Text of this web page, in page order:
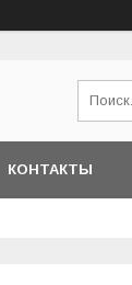
КОНТАКТЫ